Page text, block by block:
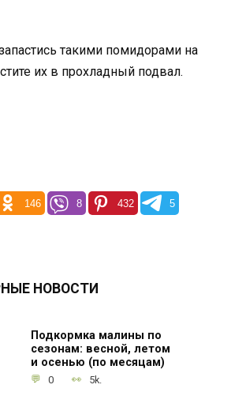
такими помидорами на
их в прохладный подвал.
146 8 432 5
НОВОСТИ
Подкормка малины по
сезонам: весной, летом
и осенью (по месяцам)
0 5k.